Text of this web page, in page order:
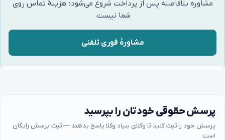
مشاوره بلافاصله پس از پرداخت شروع می‌شود؛ هزینهٔ تماس روی
شما نیست.
مشاورهٔ فوری تلفنی
پرسش حقوقی خودتان را بپرسید
پرسش خود را ثبت کنید تا وکلای بنیاد وکلا پاسخ بدهند — ثبت پرسش رایگان
است.